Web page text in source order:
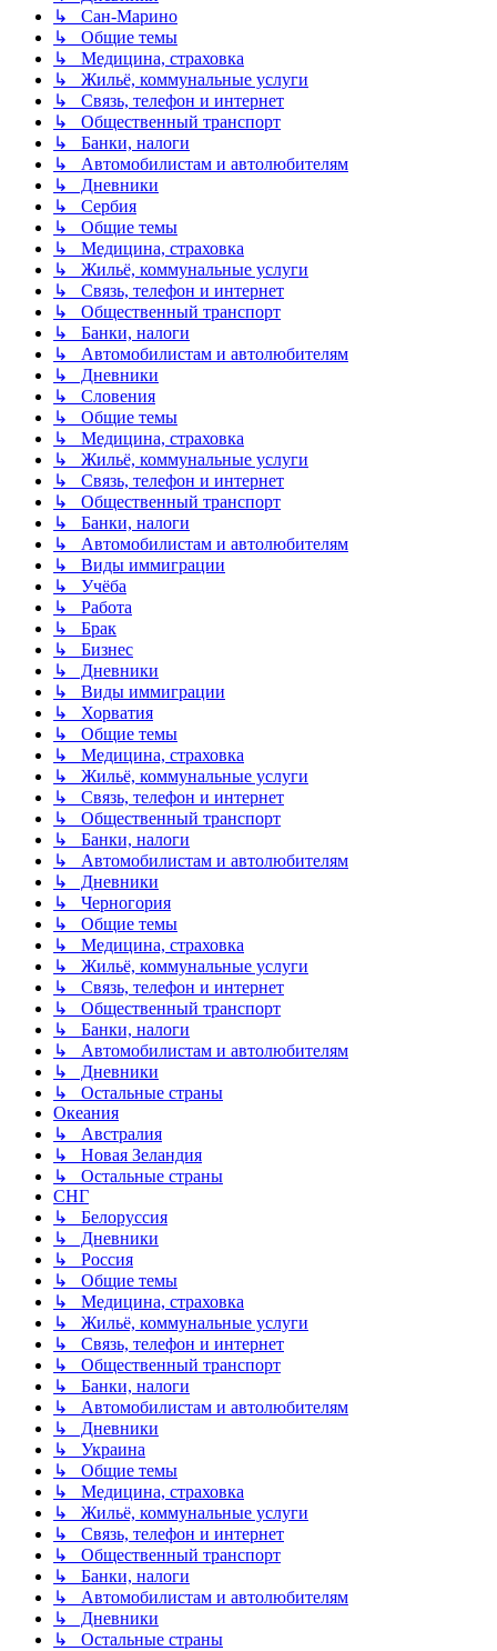
↳ Сан-Марино
↳ Общие темы
↳ Медицина, страховка
↳ Жильё, коммунальные услуги
↳ Связь, телефон и интернет
↳ Общественный транспорт
↳ Банки, налоги
↳ Автомобилистам и автолюбителям
↳ Дневники
↳ Сербия
↳ Общие темы
↳ Медицина, страховка
↳ Жильё, коммунальные услуги
↳ Связь, телефон и интернет
↳ Общественный транспорт
↳ Банки, налоги
↳ Автомобилистам и автолюбителям
↳ Дневники
↳ Словения
↳ Общие темы
↳ Медицина, страховка
↳ Жильё, коммунальные услуги
↳ Связь, телефон и интернет
↳ Общественный транспорт
↳ Банки, налоги
↳ Автомобилистам и автолюбителям
↳ Виды иммиграции
↳ Учёба
↳ Работа
↳ Брак
↳ Бизнес
↳ Дневники
↳ Виды иммиграции
↳ Хорватия
↳ Общие темы
↳ Медицина, страховка
↳ Жильё, коммунальные услуги
↳ Связь, телефон и интернет
↳ Общественный транспорт
↳ Банки, налоги
↳ Автомобилистам и автолюбителям
↳ Дневники
↳ Черногория
↳ Общие темы
↳ Медицина, страховка
↳ Жильё, коммунальные услуги
↳ Связь, телефон и интернет
↳ Общественный транспорт
↳ Банки, налоги
↳ Автомобилистам и автолюбителям
↳ Дневники
↳ Остальные страны
Океания
↳ Австралия
↳ Новая Зеландия
↳ Остальные страны
СНГ
↳ Белоруссия
↳ Дневники
↳ Россия
↳ Общие темы
↳ Медицина, страховка
↳ Жильё, коммунальные услуги
↳ Связь, телефон и интернет
↳ Общественный транспорт
↳ Банки, налоги
↳ Автомобилистам и автолюбителям
↳ Дневники
↳ Украина
↳ Общие темы
↳ Медицина, страховка
↳ Жильё, коммунальные услуги
↳ Связь, телефон и интернет
↳ Общественный транспорт
↳ Банки, налоги
↳ Автомобилистам и автолюбителям
↳ Дневники
↳ Остальные страны